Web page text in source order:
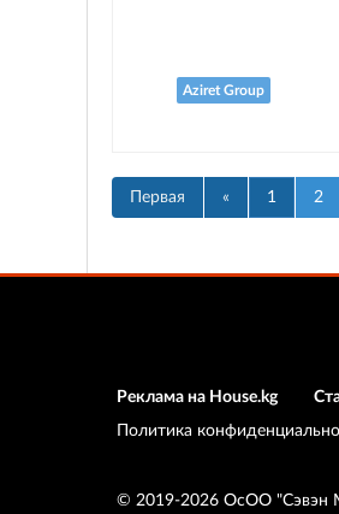
Aziret Group
Первая « Назад
1 (current)
2
Реклама на House.kg
Политика
© 2019-2026 ОсОО "Сэвэн